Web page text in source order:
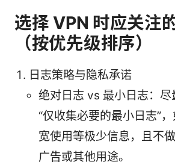
选择 VPN 时应关注
（按优先级排序）
日志策略与隐私承诺
绝对日志 vs 最小日志：尽
“仅收集必要的最小日志”
宽使用等极少信息，且不
广告或其他用途。